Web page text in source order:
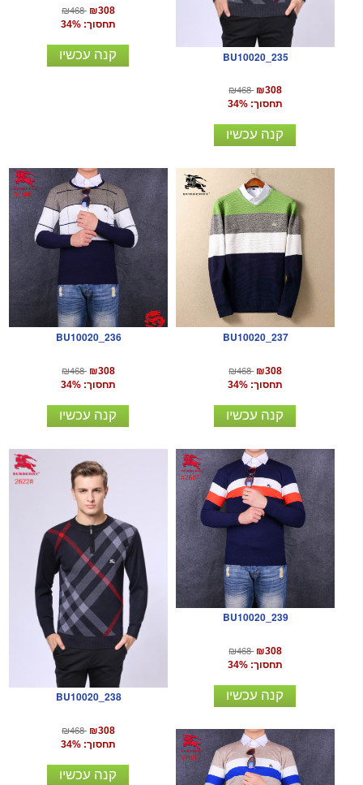
₪468 ₪308
תחסוך: 34%
קנה עכשיו BU10020_235
₪468 ₪308
תחסוך: 34%
קנה עכשיו
BU10020_236
₪468 ₪308
תחסוך: 34%
קנה עכשיו
BU10020_237
₪468 ₪308
תחסוך: 34%
קנה עכשיו
BU10020_238
₪468 ₪308
תחסוך: 34%
קנה עכשיו
BU10020_239
₪468 ₪308
תחסוך: 34%
קנה עכשיו